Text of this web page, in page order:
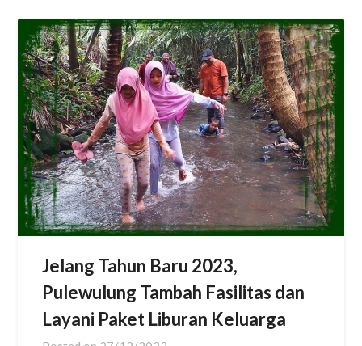
Jelang Tahun Baru 2023,
Pulewulung Tambah Fasilitas dan
Layani Paket Liburan Keluarga